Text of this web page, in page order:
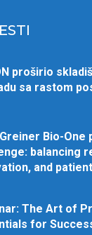
proširio
sa rastom
Bio-One
balancing
and
The Art of
for